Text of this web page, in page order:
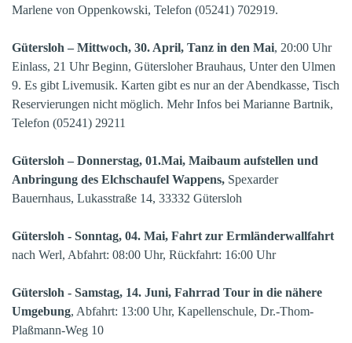
Marlene von Oppenkowski, Telefon (05241) 702919.
Gütersloh – Mittwoch, 30. April, Tanz in den Mai, 20:00 Uhr
Einlass, 21 Uhr Beginn, Gütersloher Brauhaus, Unter den Ulmen
9. Es gibt Livemusik. Karten gibt es nur an der Abendkasse, Tisch
Reservierungen nicht möglich. Mehr Infos bei Marianne Bartnik,
Telefon (05241) 29211
Gütersloh – Donnerstag, 01.Mai, Maibaum aufstellen und
Anbringung des Elchschaufel Wappens, Spexarder
Bauernhaus, Lukasstraße 14, 33332 Gütersloh
Gütersloh - Sonntag, 04. Mai, Fahrt zur Ermländerwallfahrt
nach Werl, Abfahrt: 08:00 Uhr, Rückfahrt: 16:00 Uhr
Gütersloh - Samstag, 14. Juni, Fahrrad Tour in die nähere
Umgebung, Abfahrt: 13:00 Uhr, Kapellenschule, Dr.-Thom-
Plaßmann-Weg 10